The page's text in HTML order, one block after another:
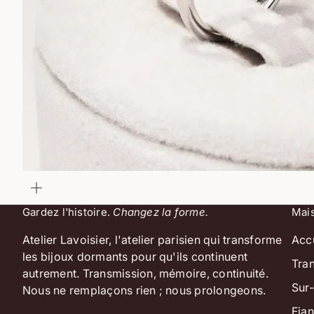
Gardez l'histoire. Changez la forme.
Atelier Lavoisier, l'atelier parisien qui transforme
les bijoux dormants pour qu'ils continuent
autrement. Transmission, mémoire, continuité.
Nous ne remplaçons rien ; nous prolongeons.